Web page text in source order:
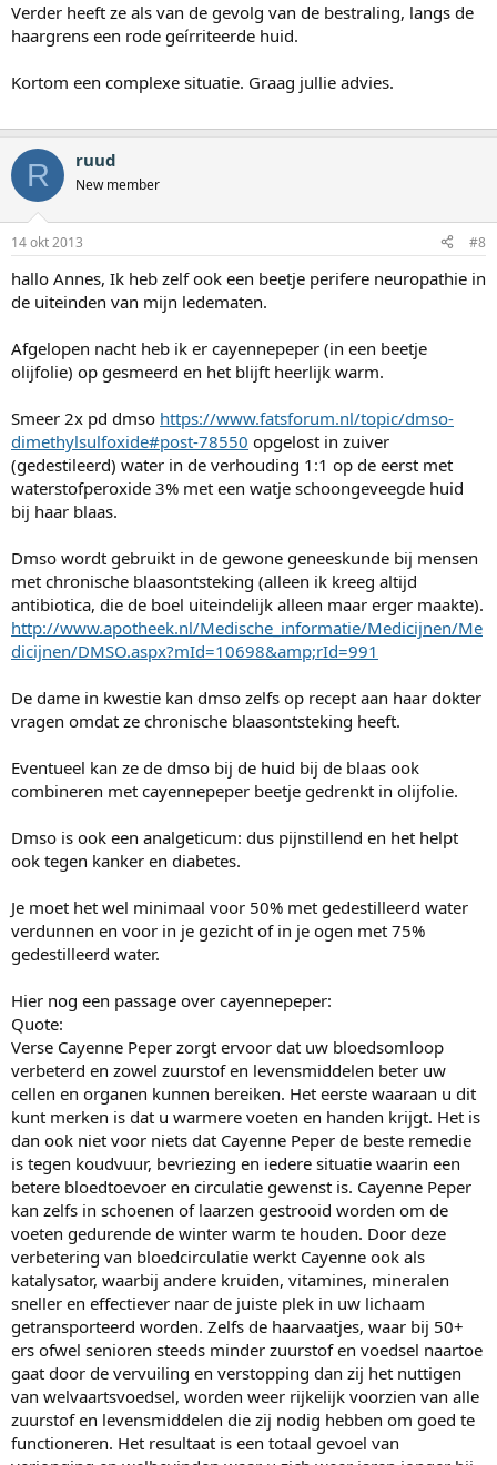
Verder heeft ze als van de gevolg van de bestraling, langs de
haargrens een rode geírriteerde huid.
Kortom een complexe situatie. Graag jullie advies.
R ruud
New member
14 okt 2013 #8
hallo Annes, Ik heb zelf ook een beetje perifere neuropathie in
de uiteinden van mijn ledematen.
Afgelopen nacht heb ik er cayennepeper (in een beetje
olijfolie) op gesmeerd en het blijft heerlijk warm.
Smeer 2x pd dmso https://www.fatsforum.nl/topic/dmso-
dimethylsulfoxide#post-78550 opgelost in zuiver
(gedestileerd) water in de verhouding 1:1 op de eerst met
waterstofperoxide 3% met een watje schoongeveegde huid
bij haar blaas.
Dmso wordt gebruikt in de gewone geneeskunde bij mensen
met chronische blaasontsteking (alleen ik kreeg altijd
antibiotica, die de boel uiteindelijk alleen maar erger maakte).
http://www.apotheek.nl/Medische_informatie/Medicijnen/Me
dicijnen/DMSO.aspx?mId=10698&amp;rId=991
De dame in kwestie kan dmso zelfs op recept aan haar dokter
vragen omdat ze chronische blaasontsteking heeft.
Eventueel kan ze de dmso bij de huid bij de blaas ook
combineren met cayennepeper beetje gedrenkt in olijfolie.
Dmso is ook een analgeticum: dus pijnstillend en het helpt
ook tegen kanker en diabetes.
Je moet het wel minimaal voor 50% met gedestilleerd water
verdunnen en voor in je gezicht of in je ogen met 75%
gedestilleerd water.
Hier nog een passage over cayennepeper:
Quote:
Verse Cayenne Peper zorgt ervoor dat uw bloedsomloop
verbeterd en zowel zuurstof en levensmiddelen beter uw
cellen en organen kunnen bereiken. Het eerste waaraan u dit
kunt merken is dat u warmere voeten en handen krijgt. Het is
dan ook niet voor niets dat Cayenne Peper de beste remedie
is tegen koudvuur, bevriezing en iedere situatie waarin een
betere bloedtoevoer en circulatie gewenst is. Cayenne Peper
kan zelfs in schoenen of laarzen gestrooid worden om de
voeten gedurende de winter warm te houden. Door deze
verbetering van bloedcirculatie werkt Cayenne ook als
katalysator, waarbij andere kruiden, vitamines, mineralen
sneller en effectiever naar de juiste plek in uw lichaam
getransporteerd worden. Zelfs de haarvaatjes, waar bij 50+
ers ofwel senioren steeds minder zuurstof en voedsel naartoe
gaat door de vervuiling en verstopping dan zij het nuttigen
van welvaartsvoedsel, worden weer rijkelijk voorzien van alle
zuurstof en levensmiddelen die zij nodig hebben om goed te
functioneren. Het resultaat is een totaal gevoel van